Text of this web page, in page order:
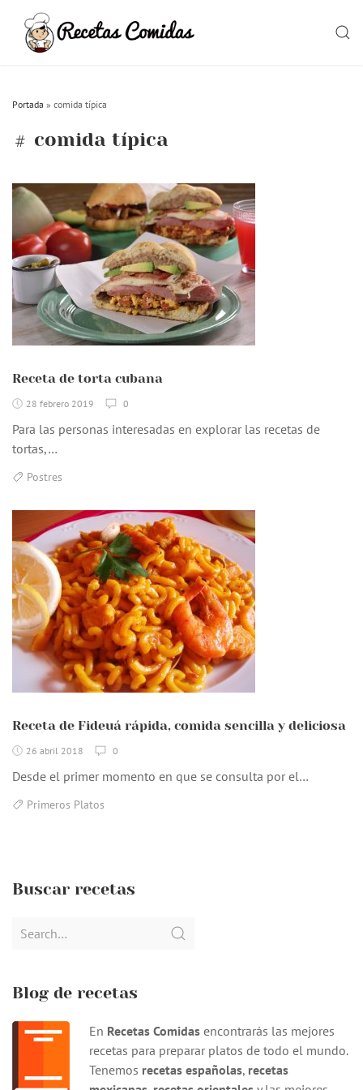
content
Portada » comida típica
comida típica
Receta de torta cubana
28 febrero 2019 0
Para las personas interesadas en explorar las recetas de
tortas,…
Postres
Receta de Fideuá rápida, comida sencilla y deliciosa
26 abril 2018 0
Desde el primer momento en que se consulta por el…
Primeros Platos
Buscar recetas
Search
Blog de recetas
En Recetas Comidas encontrarás las mejores
recetas para preparar platos de todo el mundo.
Tenemos recetas españolas, recetas